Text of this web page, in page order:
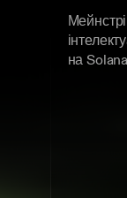
на